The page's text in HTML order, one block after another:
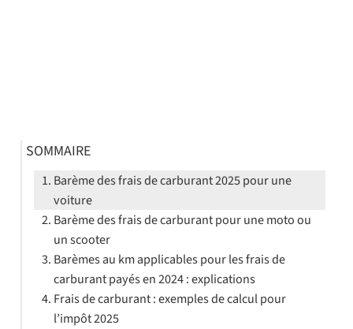
SOMMAIRE
Barème des frais de carburant 2025 pour une
voiture
Barème des frais de carburant pour une moto ou
un scooter
Barèmes au km applicables pour les frais de
carburant payés en 2024 : explications
Frais de carburant : exemples de calcul pour
l’impôt 2025